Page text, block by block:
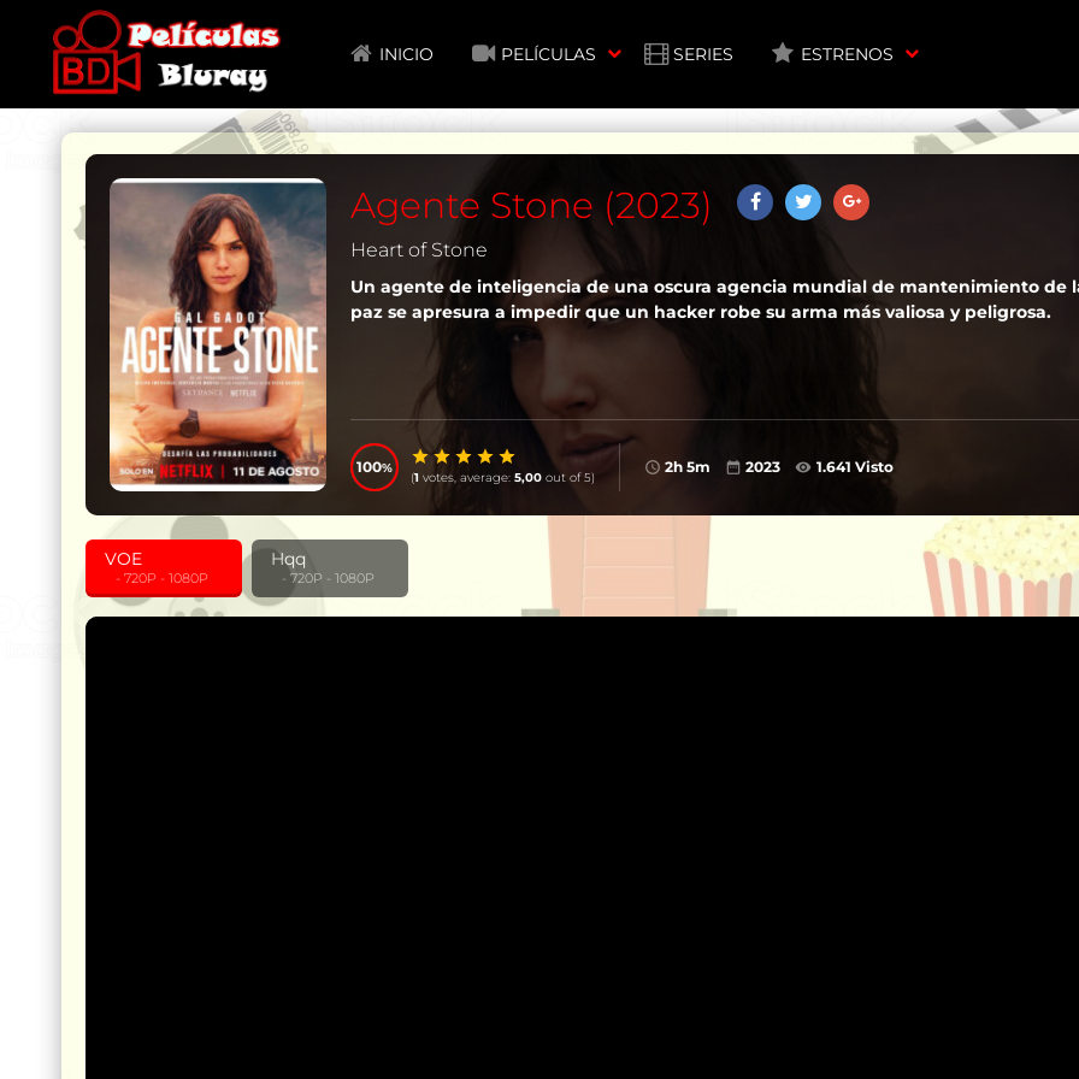
INICIO PELÍCULAS SERIES ESTRENOS
Agente Stone (2023)
Heart of Stone
Un agente de inteligencia de una oscura agencia mundial de mantenimiento de
paz se apresura a impedir que un hacker robe su arma más valiosa y peligrosa.
100
(1 votes, average: 5,00 out of 5)
2h 5m 2023 1.641 Visto
VOE
‎ ‎ ‎ - 720P - 1080P
Hqq
‎ ‎ ‎ - 720P - 1080P